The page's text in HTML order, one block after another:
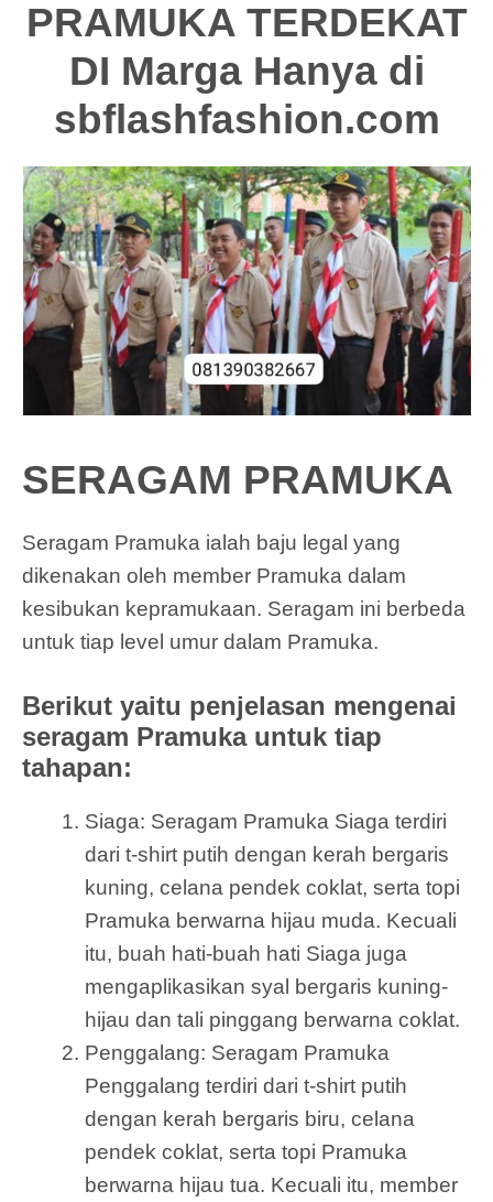
PRAMUKA TERDEKAT
DI Marga Hanya di
sbflashfashion.com
SERAGAM PRAMUKA
Seragam Pramuka ialah baju legal yang
dikenakan oleh member Pramuka dalam
kesibukan kepramukaan. Seragam ini berbeda
untuk tiap level umur dalam Pramuka.
Berikut yaitu penjelasan mengenai
seragam Pramuka untuk tiap
tahapan:
Siaga: Seragam Pramuka Siaga terdiri
dari t-shirt putih dengan kerah bergaris
kuning, celana pendek coklat, serta topi
Pramuka berwarna hijau muda. Kecuali
itu, buah hati-buah hati Siaga juga
mengaplikasikan syal bergaris kuning-
hijau dan tali pinggang berwarna coklat.
Penggalang: Seragam Pramuka
Penggalang terdiri dari t-shirt putih
dengan kerah bergaris biru, celana
pendek coklat, serta topi Pramuka
berwarna hijau tua. Kecuali itu, member